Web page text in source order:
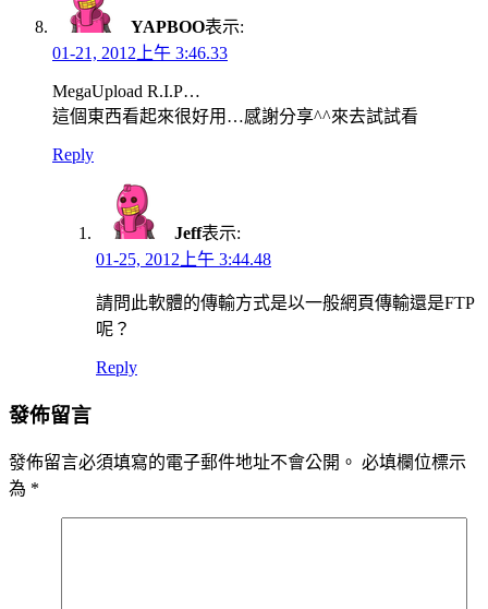
YAPBOO表示:
01-21, 2012上午 3:46.33
MegaUpload R.I.P…
這個東西看起來很好用…感謝分享^^來去試試看
Reply
Jeff表示:
01-25, 2012上午 3:44.48
請問此軟體的傳輸方式是以一般網頁傳輸還是FTP
呢？
Reply
發佈留言
發佈留言必須填寫的電子郵件地址不會公開。 必填欄位標示
為 *